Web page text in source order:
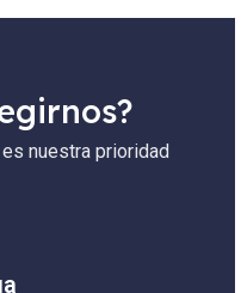
nuestra prioridad